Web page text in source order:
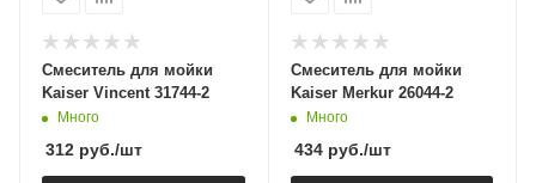
Cмеситель для мойки
Kaiser Vincent 31744-2
Много
312 руб./шт
Cмеситель для мойки
Kaiser Merkur 26044-2
Много
434руб./шт